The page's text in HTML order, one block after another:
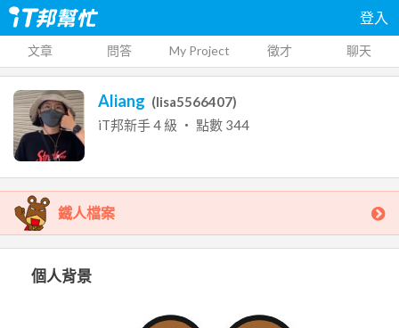
登入
文章 問答 My Project 徵才 聊天
Aliang (lisa5566407)
iT邦新手4 級 ‧ 點數 344
鐵人檔案
個人背景